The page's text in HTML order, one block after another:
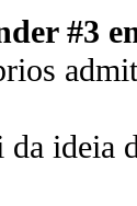
#3
ideia